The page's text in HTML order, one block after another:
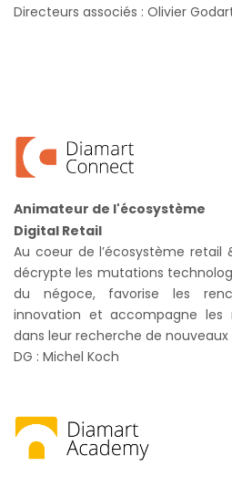
Directeurs associés : Olivier
Animateur de l'écosystème
Digital Retail
Au coeur de l’écosystème
décrypte les mutations
du négoce, ​favorise les
innovation​ et accompagne les
dans leur recherche de nouveaux
DG : Michel Koch